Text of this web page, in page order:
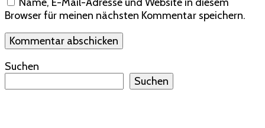
Browser für meinen nächsten Kommentar speichern.
Suchen
Suchen